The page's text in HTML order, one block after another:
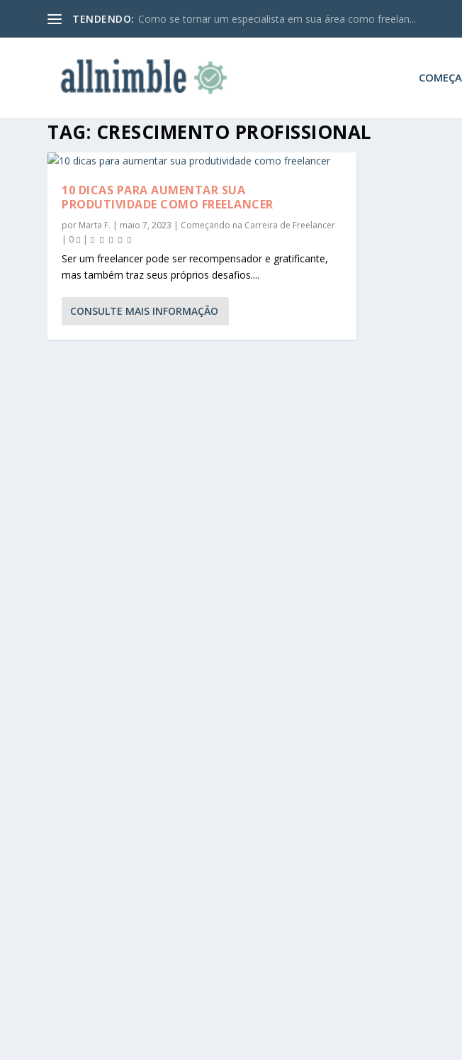
TENDENDO: Como se tornar um especialista em sua área como freelan...
TAG: CRESCIMENTO PROFISSIONAL
10 DICAS PARA AUMENTAR SUA
PRODUTIVIDADE COMO FREELANCER
por Marta F. | maio 7, 2023 | Começando na Carreira de Freelancer
| 0 |
Ser um freelancer pode ser recompensador e gratificante,
mas também traz seus próprios desafios....
CONSULTE MAIS INFORMAÇÃO